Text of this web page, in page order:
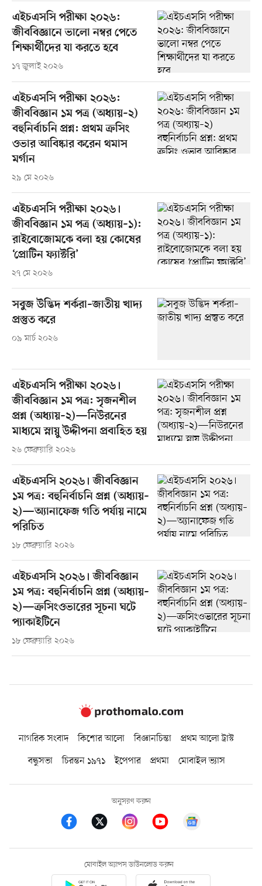
এইচএসসি পরীক্ষা ২০২৬:
জীববিজ্ঞানে ভালো নম্বর পেতে
শিক্ষার্থীদের যা করতে হবে
১৭ জুলাই ২০২৬
এইচএসসি পরীক্ষা ২০২৬:
জীববিজ্ঞান ১ম পত্র (অধ্যায়–২)
বহুনির্বাচনি প্রশ্ন: প্রথম ক্রসিং
ওভার আবিষ্কার করেন থমাস
মর্গান
২৯ মে ২০২৬
এইচএসসি পরীক্ষা ২০২৬।
জীববিজ্ঞান ১ম পত্র (অধ্যায়–১):
রাইবোজোমকে বলা হয় কোষের
‘প্রোটিন ফ্যাক্টরি’
২৭ মে ২০২৬
সবুজ উদ্ভিদ শর্করা–জাতীয় খাদ্য
প্রস্তুত করে
০৯ মার্চ ২০২৬
এইচএসসি পরীক্ষা ২০২৬।
জীববিজ্ঞান ১ম পত্র: সৃজনশীল
প্রশ্ন (অধ্যায়–২)—নিউরনের
মাধ্যমে স্নায়ু উদ্দীপনা প্রবাহিত হয়
২৬ ফেব্রুয়ারি ২০২৬
এইচএসসি ২০২৬। জীববিজ্ঞান
১ম পত্র: বহুনির্বাচনি প্রশ্ন (অধ্যায়–
২)—অ্যানাফেজ গতি পর্যায় নামে
পরিচিত
১৮ ফেব্রুয়ারি ২০২৬
এইচএসসি ২০২৬। জীববিজ্ঞান
১ম পত্র: বহুনির্বাচনি প্রশ্ন (অধ্যায়–
২)—ক্রসিংওভারের সূচনা ঘটে
প্যাকাইটিনে
১৮ ফেব্রুয়ারি ২০২৬
নাগরিক সংবাদ কিশোর আলো বিজ্ঞানচিন্তা
প্রথম আলো ট্রাস্ট
বন্ধুসভা
চিরন্তন ১৯৭১ ইপেপার প্রথমা মোবাইল ভ্যাস
অনুসরণ করুন
মোবাইল অ্যাপস ডাউনলোড করুন